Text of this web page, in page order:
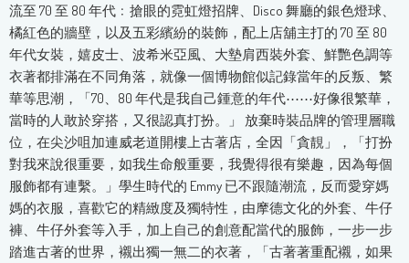
流至 70 至 80 年代﹕搶眼的霓虹燈招牌、Disco 舞廳的銀色燈球、
橘紅色的牆壁，以及五彩繽紛的裝飾，配上店舖主打的 70 至 80
年代女裝，嬉皮士、波希米亞風、大墊肩西裝外套、鮮艷色調等
衣著都排滿在不同角落，就像一個博物館似記錄當年的反叛、繁
華等思潮，「70、80 年代是我自己鍾意的年代⋯⋯好像很繁華，
當時的人敢於穿搭，又很認真打扮。」 放棄時裝品牌的管理層職
位，在尖沙咀加連威老道開樓上古著店，全因「貪靚」，「打扮
對我來說很重要，如我生命般重要，我覺得很有樂趣，因為每個
服飾都有連繫。」學生時代的 Emmy 已不跟隨潮流，反而愛穿媽
媽的衣服，喜歡它的精緻度及獨特性，由摩德文化的外套、牛仔
褲、牛仔外套等入手，加上自己的創意配當代的服飾，一步一步
踏進古著的世界，襯出獨一無二的衣著，「古著著重配襯，如果